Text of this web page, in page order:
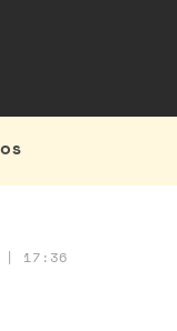
| 17:36